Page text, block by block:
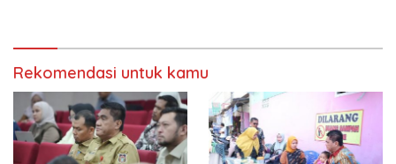
Rekomendasi untuk kamu